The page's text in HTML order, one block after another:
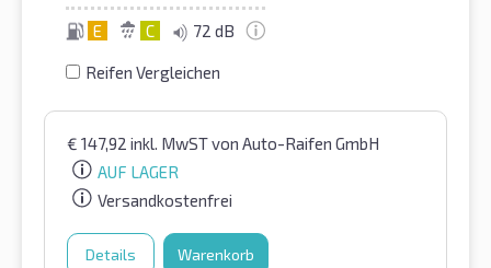
E C 72 dB
Reifen Vergleichen
€ 147,92 inkl. MwSTvon Auto-Raifen GmbH
AUF LAGER
Versandkostenfrei
Details Warenkorb